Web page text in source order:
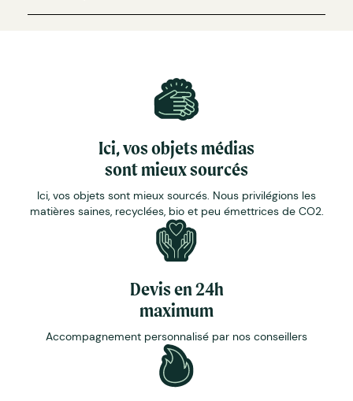
Ici, vos objets médias
sont mieux sourcés
Ici, vos objets sont mieux sourcés. Nous privilégions les
matières saines, recyclées, bio et peu émettrices de CO2.
Devis en 24h
maximum
Accompagnement personnalisé par nos conseillers